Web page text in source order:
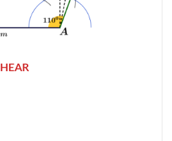
HEAR